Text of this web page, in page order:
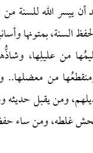
أن ييسر الله
السنة، بمتونها
من عليلِها،
من معضلها..
ومن يقبل حديثه
غلطه، ومن ساء